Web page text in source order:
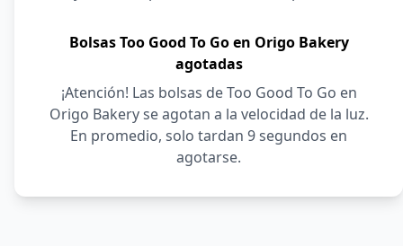
Bolsas Too Good To Go en Origo Bakery
agotadas
¡Atención! Las bolsas de Too Good To Go en
Origo Bakery se agotan a la velocidad de la luz.
En promedio, solo tardan 9 segundos en
agotarse.